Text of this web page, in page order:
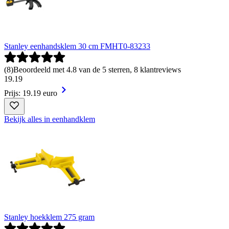
Stanley eenhandsklem 30 cm FMHT0-83233
(8)Beoordeeld met 4.8 van de 5 sterren, 8 klantreviews
19.19
Prijs: 19.19 euro
Bekijk alles in eenhandklem
Stanley hoekklem 275 gram